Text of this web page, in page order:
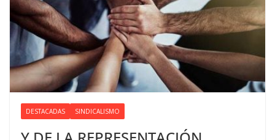
DESTACADAS SINDICALISMO